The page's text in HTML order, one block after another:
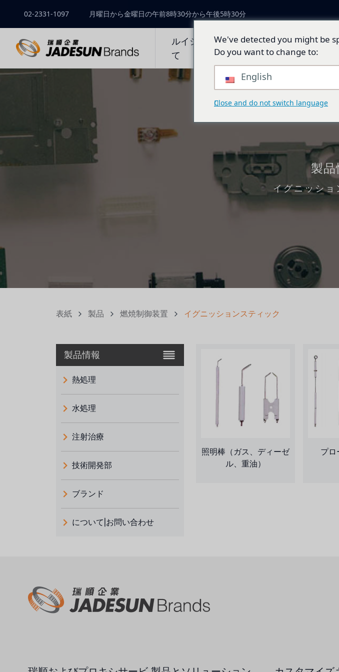
02-2331-1097 月曜日から金曜日の午前8時30分から午後5時30分
ルイシュンについ
て
製品とソリューシ
ン
製品
イグニッシ
表紙 製品 燃焼制御装置 イグニッションスティック
製品情報
熱処理
水処理
注射治療
技術開発部
ブランド
義大利 ATLAS
USダウ
エマーソン、アメリカ
について|お問い合わせ
照明棒（ガス、ディーゼ
ル、重油）
プロ
We've detected you might be
Do you want to change to:
English
Close and do not switch language